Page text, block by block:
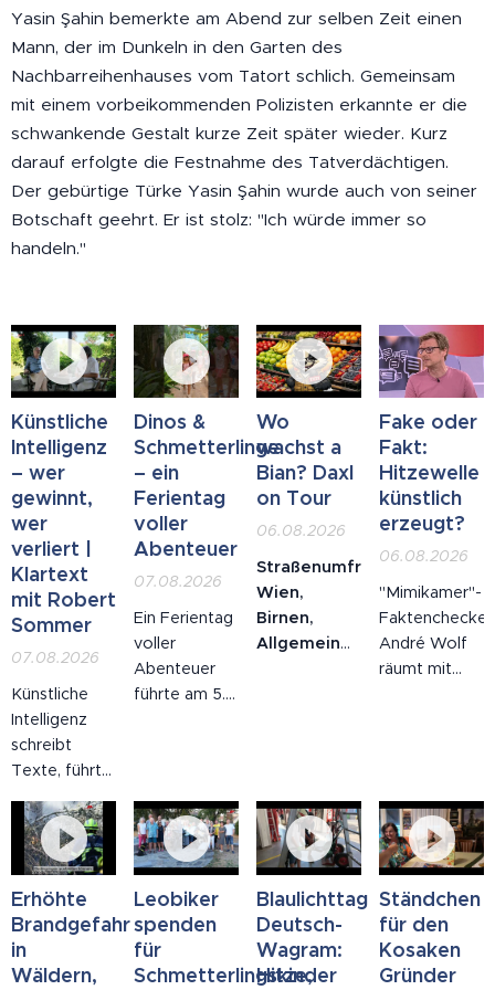
Yasin Şahin bemerkte am Abend zur selben Zeit einen
Mann, der im Dunkeln in den Garten des
Nachbarreihenhauses vom Tatort schlich. Gemeinsam
mit einem vorbeikommenden Polizisten erkannte er die
schwankende Gestalt kurze Zeit später wieder. Kurz
darauf erfolgte die Festnahme des Tatverdächtigen.
Der gebürtige Türke Yasin Şahin wurde auch von seiner
Botschaft geehrt. Er ist stolz: "Ich würde immer so
handeln."
Künstliche
Intelligenz
– wer
gewinnt,
wer
verliert |
Klartext
mit Robert
Sommer
07.08.2026
Künstliche
Intelligenz
schreibt
Texte, führt
trifft
Entscheidungen
– und
niemand hat
uns gefragt,
ob wir das
wollen. In
Dinos &
Schmetterlinge
– ein
Ferientag
voller
Abenteuer
07.08.2026
Ein Ferientag
voller
Abenteuer
führte am 5.
Strasshof in
den Dumba
Park nach
Tattendorf.
Dort begann
ihre Reise
zurück in die
Wo
wachst a
Bian? Daxl
on Tour
06.08.2026
Straßenumfrage
Wien,
Birnen,
Allgemeinwissen,
Lebensmittelherkunft:
und
Passanten
gefragt, wo
eine Birne
wächst. Die
Antworten
reichten von
Fake oder
Fakt:
Hitzewelle
künstlich
erzeugt?
06.08.2026
"Mimikamer"-
Faktenchecker
André Wolf
räumt mit
Fünfzigern
und
Siebzigern,
die
Hitzewelle
wurde
künstlich
Erhöhte
Brandgefahr
in
Wäldern,
Leobiker
spenden
für
Schmetterlingskinder
Blaulichttag
Deutsch-
Wagram:
Hitze,
Ständchen
für den
Kosaken
Gründer